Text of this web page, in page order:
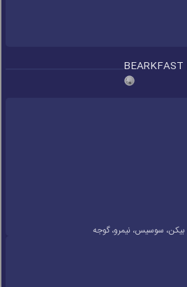
BEARKFAST
بیکن، سوسیس، نیمرو، گوجه